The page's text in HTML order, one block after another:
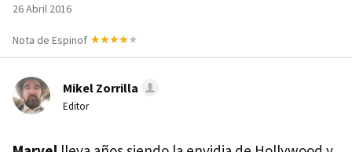
26 Abril 2016
Nota de Espinof
Mikel Zorrilla
Editor